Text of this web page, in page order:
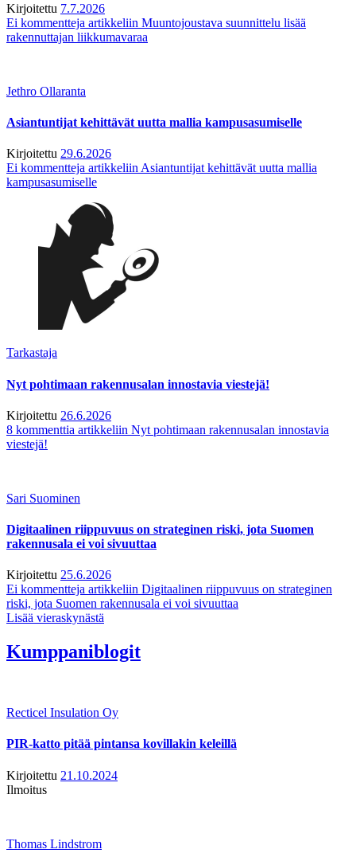
Kirjoitettu 7.7.2026
Ei kommentteja artikkeliin Muuntojoustava suunnittelu lisää
rakennuttajan liikkumavaraa
Jethro Ollaranta
Asiantuntijat kehittävät uutta mallia kampusasumiselle
Kirjoitettu 29.6.2026
Ei kommentteja artikkeliin Asiantuntijat kehittävät uutta mallia
kampusasumiselle
Tarkastaja
Nyt pohtimaan rakennusalan innostavia viestejä!
Kirjoitettu 26.6.2026
8 kommenttia artikkeliin Nyt pohtimaan rakennusalan innostavia
viestejä!
Sari Suominen
Digitaalinen riippuvuus on strateginen riski, jota Suomen
rakennusala ei voi sivuuttaa
Kirjoitettu 25.6.2026
Ei kommentteja artikkeliin Digitaalinen riippuvuus on strateginen
riski, jota Suomen rakennusala ei voi sivuuttaa
Lisää vieraskynästä
Kumppaniblogit
Recticel Insulation Oy
PIR-katto pitää pintansa kovillakin keleillä
Kirjoitettu 21.10.2024
Ilmoitus
Thomas Lindstrom